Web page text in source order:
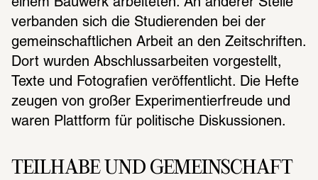
einem Bauwerk arbeiteten. An anderer Stelle
verbanden sich die Studierenden bei der
gemeinschaftlichen Arbeit an den Zeitschriften.
Dort wurden Abschlussarbeiten vorgestellt,
Texte und Fotografien veröffentlicht. Die Hefte
zeugen von großer Experimentierfreude und
waren Plattform für politische Diskussionen.
TEILHABE UND GEMEINSCHAFT